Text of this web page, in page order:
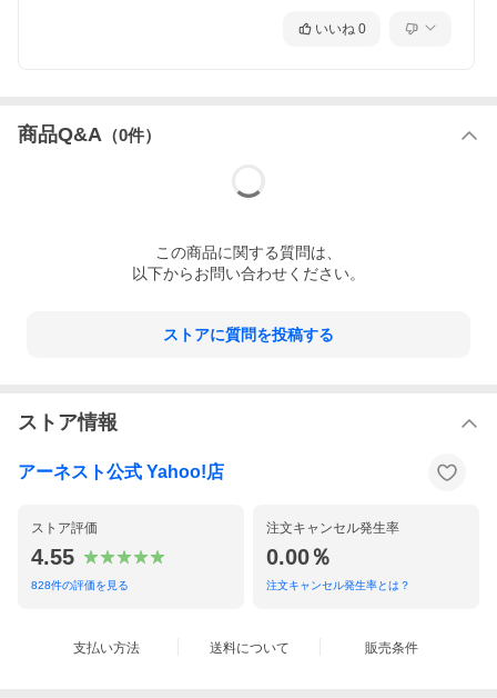
<font color="#FFFFFF">つばめのナイフシリーズ
いいね 0
商品Q&A （0件）
この商品に関する質問は、
以下からお問い合わせください。
ストアに質問を投稿する
ストア情報
アーネスト公式 Yahoo!店
ストア評価
4.55
828件の評価を見る
注文キャンセル発生率
0.00％
注文キャンセル発生率とは？
支払い方法 送料について 販売条件